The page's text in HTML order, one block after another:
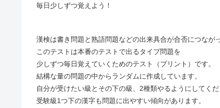
毎日少しずつ覚えよう！
漢検は書き問題と熟語問題などの出来具合が合否につなが
このテストは本番のテストで出るタイプ問題を
少しずつ毎日覚えていくためのテスト（プリント）です。
結構な量の問題の中からランダムに作成しています。
自分が受けたい級とその下の級、2種類やるようにしてくだ
受験級1つ下の漢字も問題に出やすい傾向があります。